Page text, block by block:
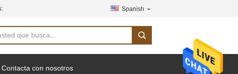
Spanish
Contacta con nosotros